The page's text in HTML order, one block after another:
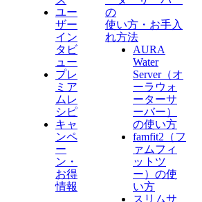
ユー
ザー
イン
タビ
ュー
プレ
ミア
ムレ
シピ
キャ
ンペ
ー
ン・
お得
情報
の
使い方・お手入
れ方法
AURA
Water
Server​（オ
ーラウォ
ーターサ
ーバー）
の使い方
famfit2（フ
ァムフィ
ットツ
ー）の使
い方
スリムサ